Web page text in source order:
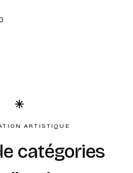
ARTISTIQUE
catégories